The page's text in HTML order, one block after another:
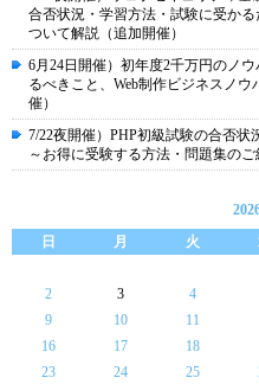
合否状況・学習方法・試験に受か
ついて解説（追加開催）
6月24日開催）初年度2千万円のノウ
るべきこと、Web制作ビジネスノ
催）
7/22夜開催）PHP初級試験の合否
～お得に受験する方法・問題集のご
日
月 火
2
3 4
9
10 11
16
17 18
23
24 25